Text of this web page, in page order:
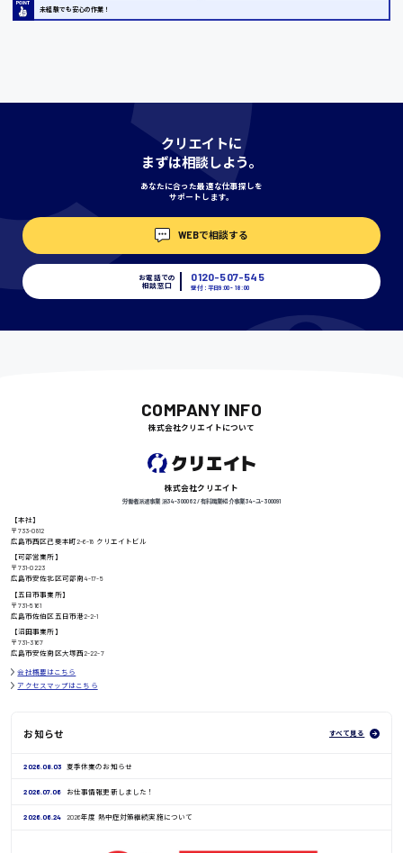
鳥取県
日給9000円〜
未経験でも安心の作業！
クリエイトに
まずは相談しよう。
あなたに合った最適な仕事探しを
サポートします。
WEBで相談する
お電話での
相談窓口
0120-507-545
受付：平日9:00 - 18:00
COMPANY INFO
株式会社クリエイトについて
株式会社クリエイト
労働者派遣事業 派34-300062 / 有料職業紹介事業 34-ユ-300091
【本社】
〒733-0812
広島市西区己斐本町2-6-18 クリエイトビル
【可部営業所】
〒731-0223
広島市安佐北区可部南4-17-5
【五日市事業所】
〒731-5161
広島市佐伯区五日市港2-2-1
【沼田事業所】
〒731-3167
広島市安佐南区大塚西2-22-7
会社概要はこちら
アクセスマップはこちら
お知らせ すべて見る
2026.08.03 夏季休業のお知らせ
2026.07.06 お仕事情報更新しました！
2026.06.24 2026年度 熱中症対策継続実施について